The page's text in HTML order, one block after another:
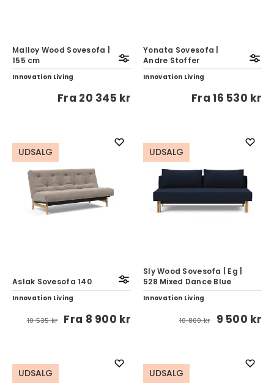
Malloy Wood Sovesofa |
155 cm
Innovation Living
Fra 20 345 kr
Yonata Sovesofa |
Andre Stoffer
Innovation Living
Fra16 530 kr
UDSALG
Aslak Sovesofa 140
Innovation Living
10 535 kr Fra 8 900 kr
UDSALG
Sly Wood Sovesofa | Eg |
528 Mixed Dance Blue
Innovation Living
10 800 kr 9 500 kr
UDSALG UDSALG